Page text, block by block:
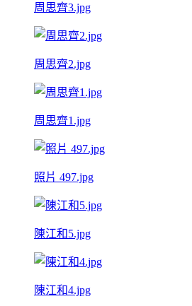
周思齊3.jpg
周思齊2.jpg
周思齊1.jpg
照片 497.jpg
陳江和5.jpg
陳江和4.jpg